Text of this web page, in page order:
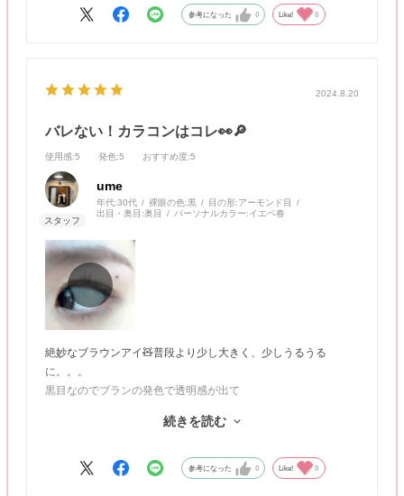
参考になった 0 Like! 0
2024.8.20
バレない！カラコンはコレ👀🔎
使用感:5 発色:5 おすすめ度:5
ume
年代:30代 裸眼の色:黒 目の形:アーモンド目
出目・奥目:奥目 パーソナルカラー:イエベ春
絶妙なブラウンアイ🧸普段より少し大きく、少しうるうる
に。。。
黒目なのでブランの発色で透明感が出て
きれいな感じを作ってくれてる✨
続きを読む
参考になった 0 Like! 0